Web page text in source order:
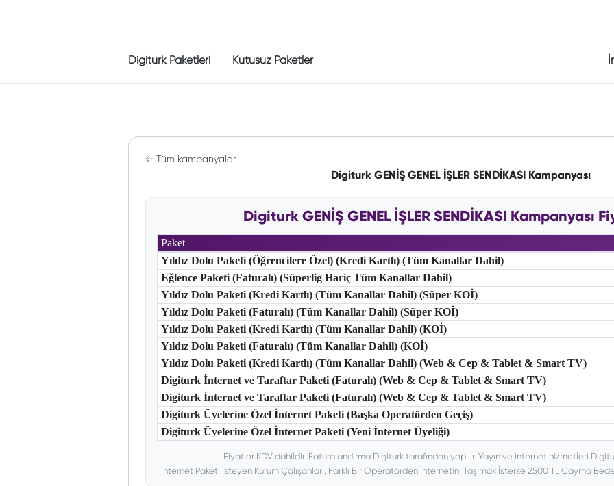
Digiturk Paketleri Kutusuz Paketler
← Tüm kampanyalar
Digiturk GENİŞ GENEL İŞLER SENDİKASI Kampanyası
Digiturk GENİŞ GENEL İŞLER SENDİKASI Kampanyası
Paket
Yıldız Dolu Paketi (Öğrencilere Özel) (Kredi Kartlı) (Tüm Kanallar Dahil)
Eğlence Paketi (Faturalı) (Süperlig Hariç Tüm Kanallar Dahil)
Yıldız Dolu Paketi (Kredi Kartlı) (Tüm Kanallar Dahil) (Süper KOİ)
Yıldız Dolu Paketi (Faturalı) (Tüm Kanallar Dahil) (Süper KOİ)
Yıldız Dolu Paketi (Kredi Kartlı) (Tüm Kanallar Dahil) (KOİ)
Yıldız Dolu Paketi (Faturalı) (Tüm Kanallar Dahil) (KOİ)
Yıldız Dolu Paketi (Kredi Kartlı) (Tüm Kanallar Dahil) (Web & Cep & Tablet & Smart TV)
Digiturk İnternet ve Taraftar Paketi (Faturalı) (Web & Cep & Tablet & Smart TV)
Digiturk İnternet ve Taraftar Paketi (Faturalı) (Web & Cep & Tablet & Smart TV)
Digiturk Üyelerine Özel İnternet Paketi (Başka Operatörden Geçiş)
Digiturk Üyelerine Özel İnternet Paketi (Yeni İnternet Üyeliği)
Fiyatlar KDV dahildir. Faturalandırma Digiturk tarafından yapılır. Yayın ve internet hizmetleri
İnternet Paketi İsteyen Kurum Çalışanları, Farklı Bir Operatörden İnternetini Taşımak İsterse 2500 TL Cayma